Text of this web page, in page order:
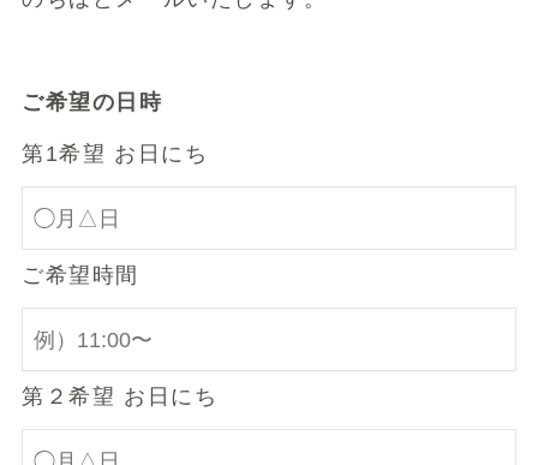
ご希望の日時
第1希望 お日にち
ご希望時間
第２希望 お日にち